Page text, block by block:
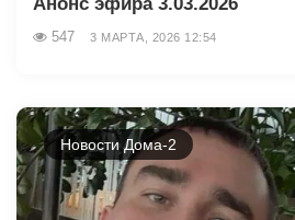
547 3 МАРТА, 2026 12:54
Новости Дома-2